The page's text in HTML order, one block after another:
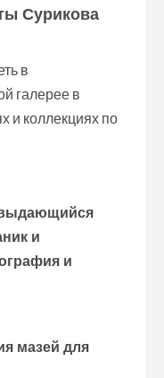
Сурикова
в
галерее в
и коллекциях по
и
и
мазей для